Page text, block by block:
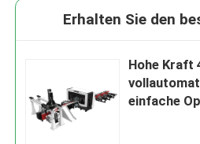
Erhalten Sie den
Hohe Kraft
einfache